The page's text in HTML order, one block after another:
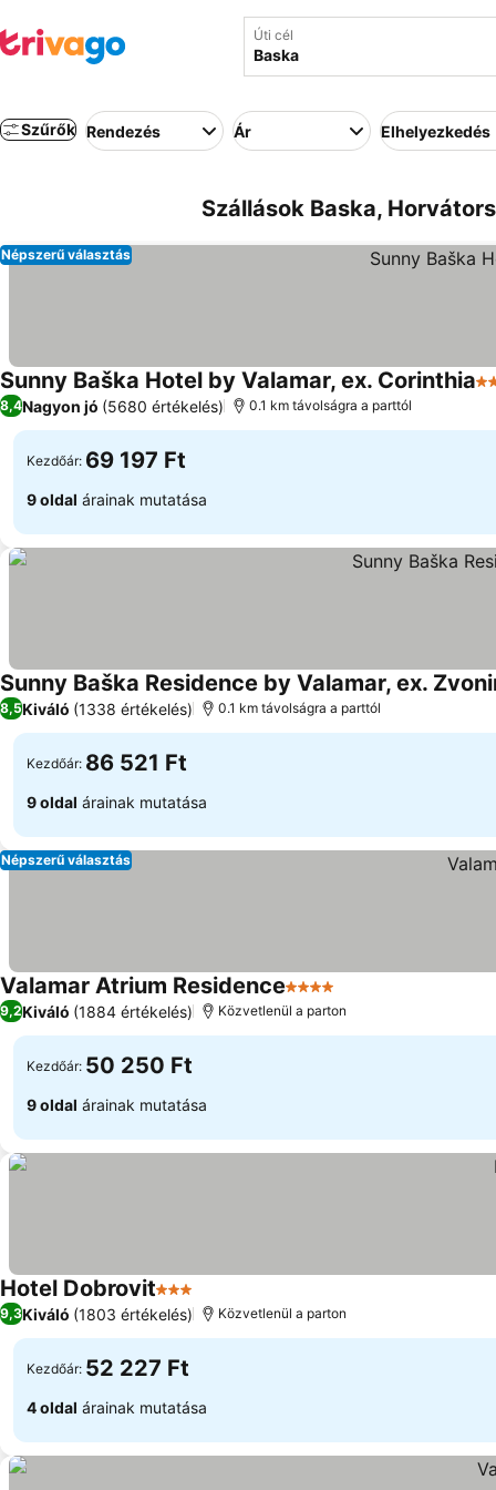
Úti cél
Szűrők Rendezés Ár Elhelyezkedés
Szállások Baska,
Népszerű választás
Sunny Baška Hotel by Valamar, ex. Corinthia3
8,4Nagyon jó (5680 értékelés) 0.1 km távolságra a parttól
Kezdőár: 69 197 Ft
9 oldal árainak mutatása
Sunny Baška Residence by Valamar, ex.
8,5Kiváló (1338 értékelés) 0.1 km távolságra a parttól
Kezdőár: 86 521 Ft
9 oldal árainak mutatása
Népszerű választás
Valamar Atrium Residence4 Kategória
9,2Kiváló (1884 értékelés) Közvetlenül a parton
Kezdőár: 50 250 Ft
9 oldal árainak mutatása
Hotel Dobrovit3 Kategória
9,3Kiváló (1803 értékelés) Közvetlenül a parton
Kezdőár: 52 227 Ft
4 oldal árainak mutatása